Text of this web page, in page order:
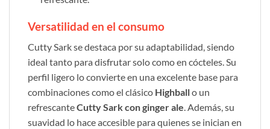
Versatilidad en el consumo
Cutty Sark se destaca por su adaptabilidad, siendo
ideal tanto para disfrutar solo como en cócteles. Su
perfil ligero lo convierte en una excelente base para
combinaciones como el clásico Highballo un
refrescanteCutty Sark con ginger ale. Además, su
suavidad lo hace accesible para quienes se inician en